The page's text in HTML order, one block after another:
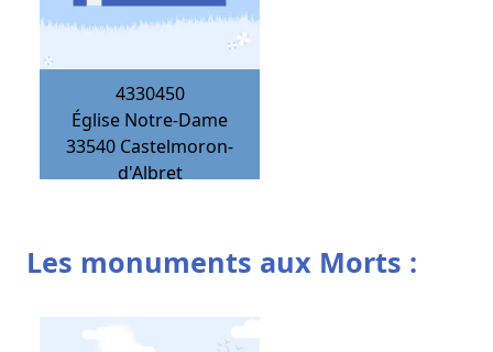
4330450
Église Notre-Dame
33540 Castelmoron-
d'Albret
Les monuments aux Morts :